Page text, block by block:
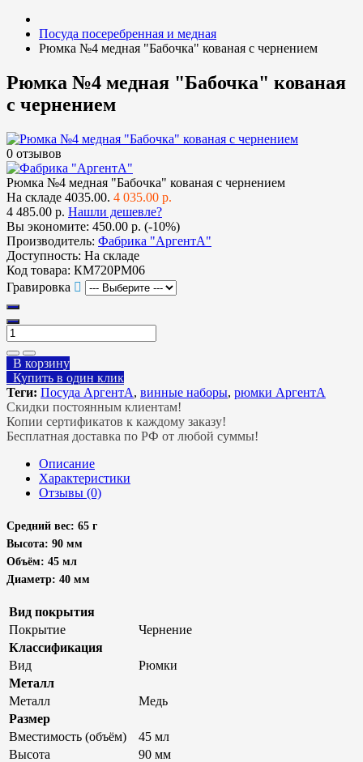
Посуда посеребренная и медная
Рюмка №4 медная "Бабочка" кованая с чернением
Рюмка №4 медная "Бабочка" кованая
с чернением
0 отзывов
Рюмка №4 медная "Бабочка" кованая с чернением
На складе 4035.00. 4 035.00 р.
4 485.00 р. Нашли дешевле?
Вы экономите: 450.00 р. (-10%)
Производитель: Фабрика "АргентА"
Доступность: На складе
Код товара: КМ720РМ06
Гравировка
В корзину
Купить в один клик
Теги: Посуда АргентА, винные наборы, рюмки АргентА
Скидки постоянным клиентам!
Копии сертификатов к каждому заказу!
Бесплатная доставка по РФ от любой суммы!
Описание
Характеристики
Отзывы (0)
Средний вес: 65 г
Высота: 90 мм
Объём: 45 мл
Диаметр: 40 мм
Вид покрытия
Покрытие
Чернение
Классификация
Вид
Рюмки
Металл
Металл
Медь
Размер
Вместимость (объём)
45 мл
Высота
90 мм